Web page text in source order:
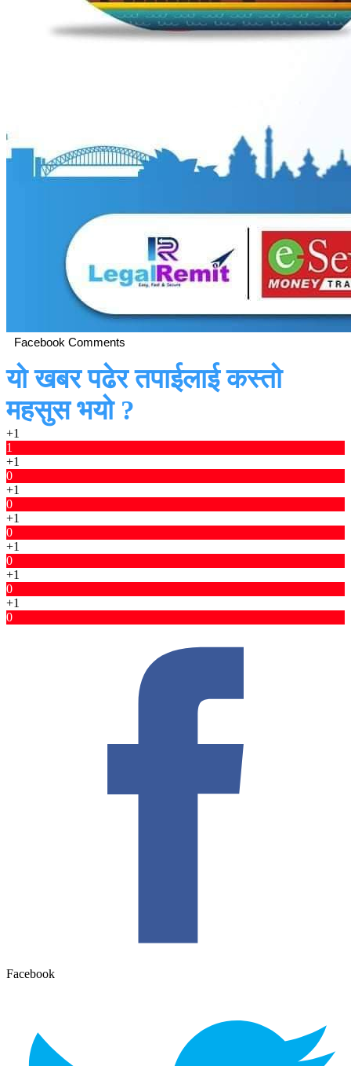
Facebook Comments
यो खबर पढेर तपाईलाई कस्तो
महसुस भयो ?
+1
1
+1
0
+1
0
+1
0
+1
0
+1
0
+1
0
Facebook